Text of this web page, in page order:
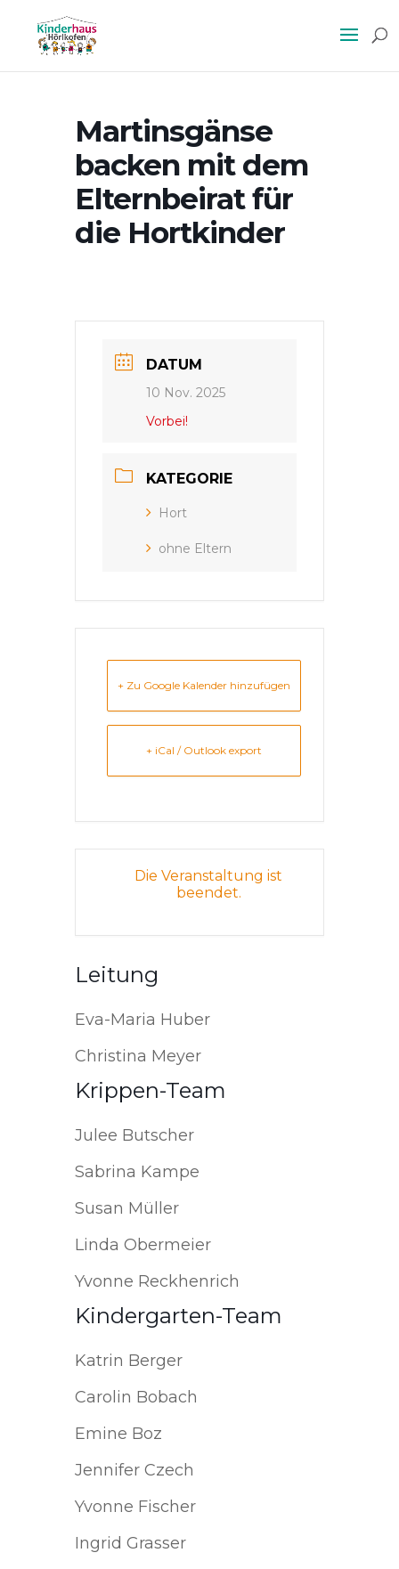
Martinsgänse
backen mit dem
Elternbeirat für
die Hortkinder
DATUM
10 Nov. 2025
Vorbei!
KATEGORIE
Hort
ohne Eltern
+ Zu Google Kalender hinzufügen
+ iCal / Outlook export
Die Veranstaltung ist
beendet.
Leitung
Eva-Maria Huber
Christina Meyer
Krippen-Team
Julee Butscher
Sabrina Kampe
Susan Müller
Linda Obermeier
Yvonne Reckhenrich
Kindergarten-Team
Katrin Berger
Carolin Bobach
Emine Boz
Jennifer Czech
Yvonne Fischer
Ingrid Grasser